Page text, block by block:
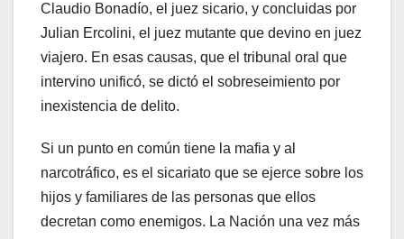
Claudio Bonadío, el juez sicario, y concluidas por
Julian Ercolini, el juez mutante que devino en juez
viajero. En esas causas, que el tribunal oral que
intervino unificó, se dictó el sobreseimiento por
inexistencia de delito.
Si un punto en común tiene la mafia y al
narcotráfico, es el sicariato que se ejerce sobre los
hijos y familiares de las personas que ellos
decretan como enemigos. La Nación una vez más